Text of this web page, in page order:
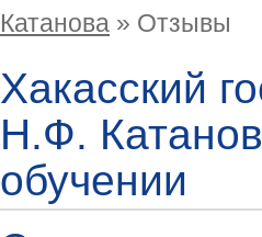
Катанова » Отзывы
Хакасский
Н.Ф.
обучении